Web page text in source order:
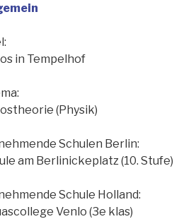
in Tempelhof
(Physik)
Schulen Berlin:
am Berlinickeplatz (10. Stufe)
Schule Holland:
Venlo (3e klas)